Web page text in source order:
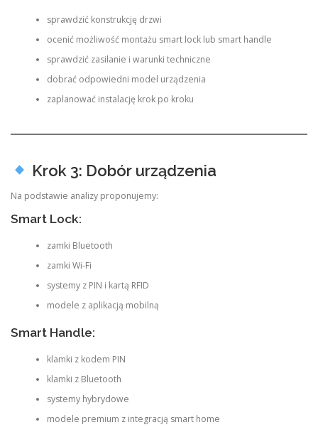
sprawdzić konstrukcję drzwi
ocenić możliwość montażu smart lock lub smart handle
sprawdzić zasilanie i warunki techniczne
dobrać odpowiedni model urządzenia
zaplanować instalację krok po kroku
Krok 3: Dobór urządzenia
Na podstawie analizy proponujemy:
Smart Lock:
zamki Bluetooth
zamki Wi-Fi
systemy z PIN i kartą RFID
modele z aplikacją mobilną
Smart Handle:
klamki z kodem PIN
klamki z Bluetooth
systemy hybrydowe
modele premium z integracją smart home